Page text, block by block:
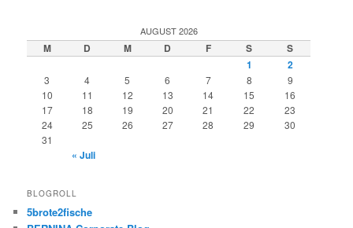
AUGUST 2026
M D M D F S
S
1
2
3 4 5 6 7 8
9
10
11 12 13 14 15
16
17
18 19 20 21 22
23
24
25 26 27 28 29
30
31
« Juli
BLOGROLL
5brote2fische